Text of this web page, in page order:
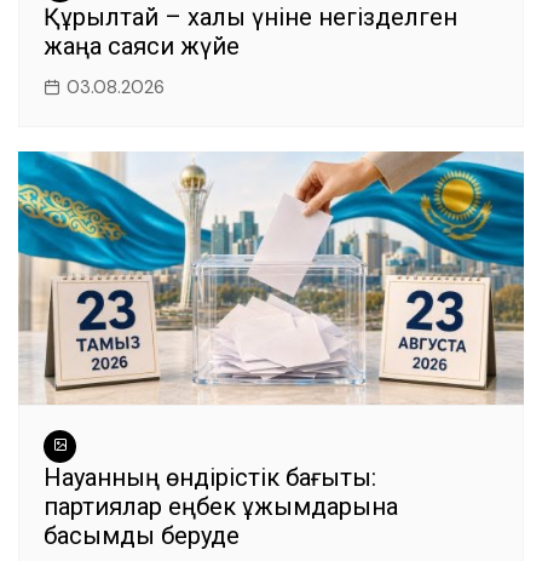
Құрылтай – халық үніне негізделген
жаңа саяси жүйе
03.08.2026
Науқанның өндірістік бағыты:
партиялар еңбек ұжымдарына
басымдық беруде